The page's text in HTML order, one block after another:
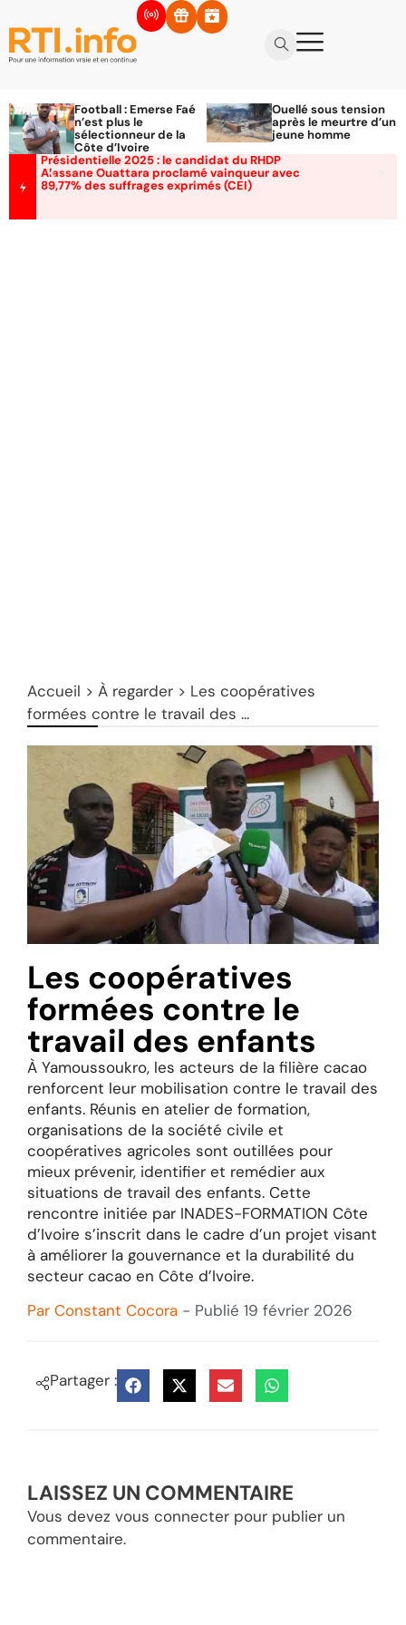
Football : Emerse Faé
n’est plus le
sélectionneur de la
Côte d’Ivoire
Ouellé sous tension
après le meurtre d’un
jeune homme
Présidentielle 2025 : le candidat du RHDP
Alassane Ouattara proclamé vainqueur avec
89,77% des suffrages exprimés (CEI)
Accueil > À regarder > Les coopératives
formées contre le travail des ...
Les coopératives
formées contre le
travail des enfants
À Yamoussoukro, les acteurs de la filière cacao
renforcent leur mobilisation contre le travail des
enfants. Réunis en atelier de formation,
organisations de la société civile et
coopératives agricoles sont outillées pour
mieux prévenir, identifier et remédier aux
situations de travail des enfants. Cette
rencontre initiée par INADES-FORMATION Côte
d’Ivoire s’inscrit dans le cadre d’un projet visant
à améliorer la gouvernance et la durabilité du
secteur cacao en Côte d’Ivoire.
Par Constant Cocora - Publié 19 février 2026
Partager :
LAISSEZ UN COMMENTAIRE
Vous devez vous connecter pour publier un
commentaire.